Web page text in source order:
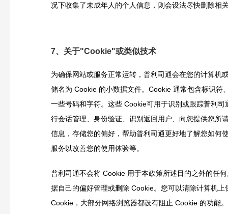
况下收集了未成年人的个人信息，则会设法尽快删除相
7、关于"Cookie"或类似技术
为确保网站或服务正常运转，普利司通会在您的计算机
储名为 Cookie 的小数据文件。Cookie 通常包含标识符
一些号码和字符。这些 Cookie可用于识别或跟踪普利司
行会话管理、身份验证、识别返回用户、向您提供您所
信息，存储您的偏好，帮助普利司通更好地了解您如何
服务以改善您的使用体验等。
普利司通不会将 Cookie 用于本政策所述目的之外的任
据自己的偏好管理或删除 Cookie。您可以清除计算机上
Cookie，大部分网络浏览器都设有阻止 Cookie 的功能